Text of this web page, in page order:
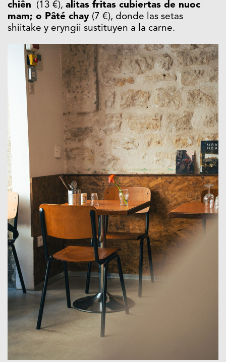
chiên (13 €), alitas fritas cubiertas de nuoc
mam; o Pâté chay (7 €), donde las setas
shiitake y eryngii sustituyen a la carne.